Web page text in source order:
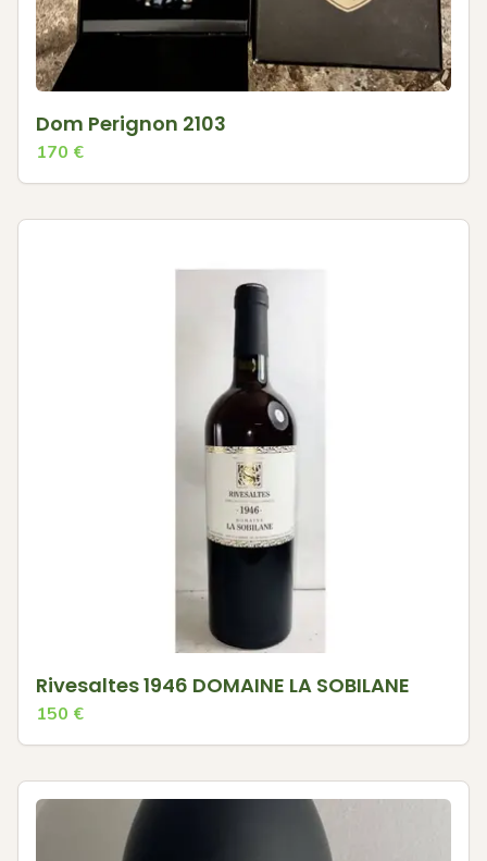
Dom Perignon 2103
170 €
Rivesaltes 1946 DOMAINE LA SOBILANE
150 €